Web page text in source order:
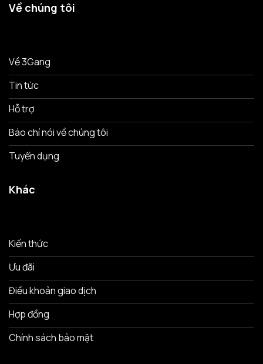
Về chúng tôi
Về 3Gang
Tin tức
Hỗ trợ
Báo chí nói về chúng tôi
Tuyển dụng
Khác
Kiến thức
Ưu đãi
Điều khoản giao dịch
Hợp đồng
Chính sách bảo mật